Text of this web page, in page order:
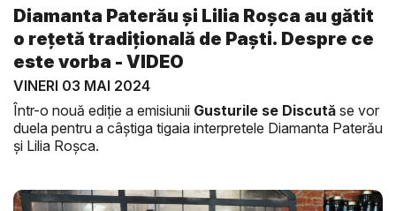
Diamanta Paterău și Lilia Roșca au gătit
o rețetă tradițională de Paști. Despre ce
este vorba - VIDEO
VINERI 03 MAI 2024
Într-o nouă ediție a emisiunii Gusturile se Discută se vor
duela pentru a câștiga tigaia interpretele Diamanta Paterău
și Lilia Roșca.